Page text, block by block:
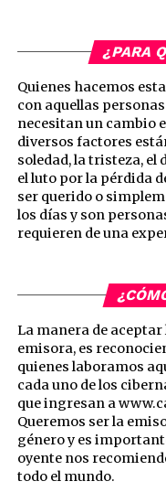
¿PARA
Quienes hacemos
con aquellas
necesitan un cambio
diversos factores
soledad, la tristeza, el
el luto por la pérdida
ser querido o
los días y son
requieren de una
La manera de
emisora, es
quienes laboramos
cada uno de los
que ingresan a
Queremos ser la
género y es
oyente nos
todo el mundo.